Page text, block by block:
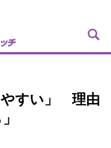
やすい」 理由